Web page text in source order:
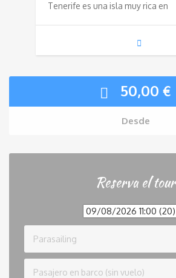
Tenerife es una isla muy rica en
50,00 €
Desde
Reserva el tour